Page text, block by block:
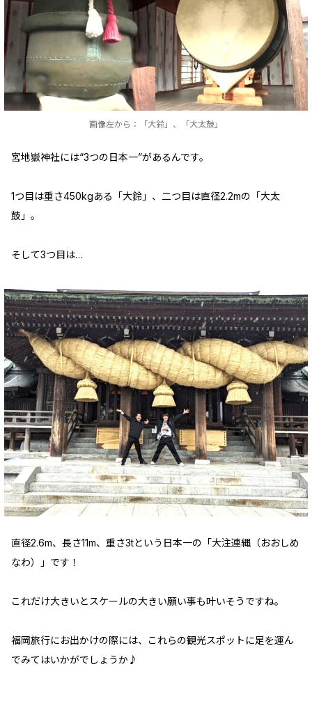
画像左から：「大鈴」、「大太鼓」
宮地嶽神社には“3つの日本一”があるんです。
1つ目は重さ450kgある「大鈴」、二つ目は直径2.2mの「大太
鼓」。
そして3つ目は…
直径2.6m、長さ11m、重さ3tという日本一の「大注連縄（おおしめ
なわ）」です！
これだけ大きいとスケールの大きい願い事も叶いそうですね。
福岡旅行にお出かけの際には、これらの観光スポットに足を運ん
でみてはいかがでしょうか♪